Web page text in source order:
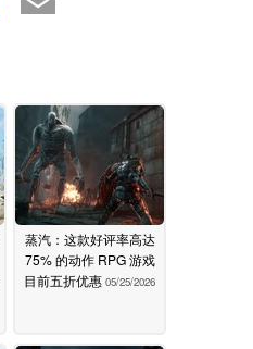
蒸汽：这款好评率高达
75% 的动作 RPG 游戏
目前五折优惠 05/25/2026